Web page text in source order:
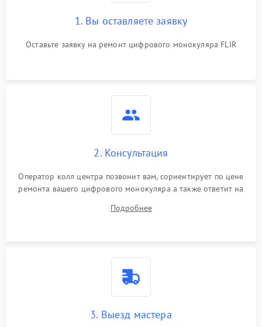
1. Вы оставляете заявку
Оставьте заявку на ремонт цифрового монокуляра FLIR
2. Консультация
Оператор колл центра позвонит вам, сориентирует по цене
ремонта вашего цифрового монокуляра а также ответит на
Подробнее
3. Выезд мастера